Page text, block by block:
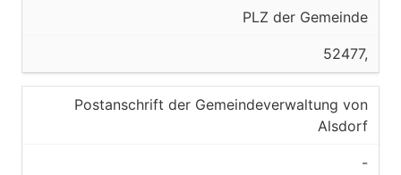
PLZ der Gemeinde
52477,
Postanschrift der Gemeindeverwaltung von
Alsdorf
-